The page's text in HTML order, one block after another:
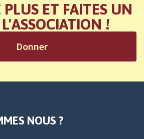
ET FAITES UN
!
Donner
NOUS ?